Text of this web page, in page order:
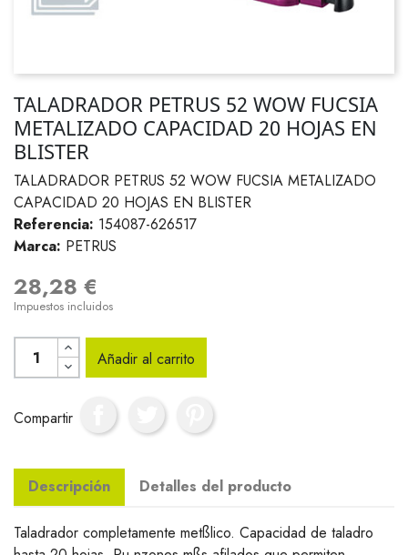
TALADRADOR PETRUS 52 WOW FUCSIA
METALIZADO CAPACIDAD 20 HOJAS EN
BLISTER
TALADRADOR PETRUS 52 WOW FUCSIA METALIZADO
CAPACIDAD 20 HOJAS EN BLISTER
Referencia: 154087-626517
Marca: PETRUS
28,28 €
Impuestos incluidos
Añadir al carrito
Compartir
Descripción Detalles del producto
Taladrador completamente metßlico. Capacidad de taladro